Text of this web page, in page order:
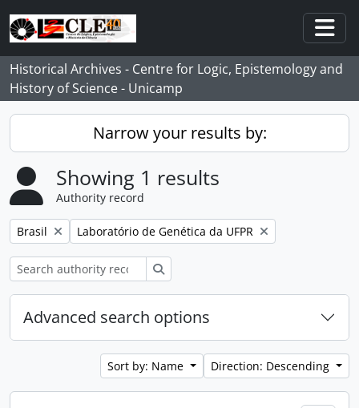
Skip to main content
Historical Archives - Centre for Logic, Epistemology and
History of Science - Unicamp
Narrow your results by:
Showing 1 results
Authority record
Remove filter:
Brasil Remove filter:
Laboratório de Genética da UFPR
Advanced search options
Sort by: Name Direction: Descending